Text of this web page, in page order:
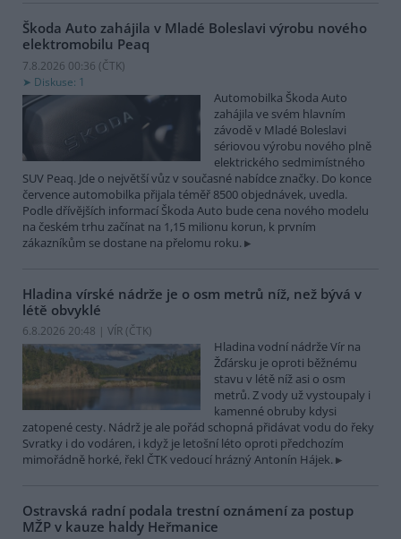
Škoda Auto zahájila v Mladé Boleslavi výrobu nového
elektromobilu Peaq
7.8.2026 00:36 (ČTK)
Diskuse: 1
Automobilka Škoda Auto
zahájila ve svém hlavním
závodě v Mladé Boleslavi
sériovou výrobu nového plně
elektrického sedmimístného
SUV Peaq. Jde o největší vůz v současné nabídce značky. Do konce
července automobilka přijala téměř 8500 objednávek, uvedla.
Podle dřívějších informací Škoda Auto bude cena nového modelu
na českém trhu začínat na 1,15 milionu korun, k prvním
zákazníkům se dostane na přelomu roku.
Hladina vírské nádrže je o osm metrů níž, než bývá v
létě obvyklé
6.8.2026 20:48 | VÍR (ČTK)
Hladina vodní nádrže Vír na
Žďársku je oproti běžnému
stavu v létě níž asi o osm
metrů. Z vody už vystoupaly i
kamenné obruby kdysi
zatopené cesty. Nádrž je ale pořád schopná přidávat vodu do řeky
Svratky i do vodáren, i když je letošní léto oproti předchozím
mimořádně horké, řekl ČTK vedoucí hrázný Antonín Hájek.
Ostravská radní podala trestní oznámení za postup
MŽP v kauze haldy Heřmanice